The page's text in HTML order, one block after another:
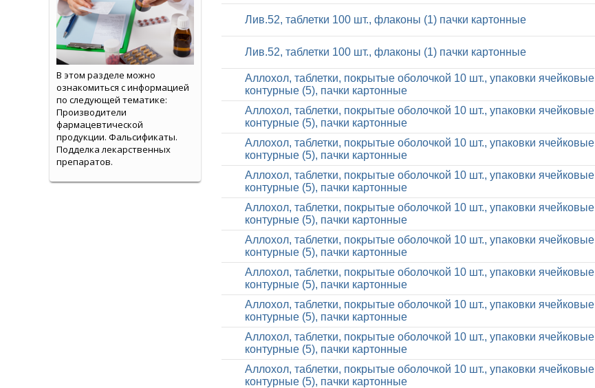
Лив.52, таблетки 100 шт., флаконы (1) пачки картонные
Лив.52, таблетки 100 шт., флаконы (1) пачки картонные
Аллохол, таблетки, покрытые оболочкой 10 шт., упаковки ячейковые
контурные (5), пачки картонные
Аллохол, таблетки, покрытые оболочкой 10 шт., упаковки ячейковые
контурные (5), пачки картонные
Аллохол, таблетки, покрытые оболочкой 10 шт., упаковки ячейковые
контурные (5), пачки картонные
Аллохол, таблетки, покрытые оболочкой 10 шт., упаковки ячейковые
контурные (5), пачки картонные
Аллохол, таблетки, покрытые оболочкой 10 шт., упаковки ячейковые
контурные (5), пачки картонные
Аллохол, таблетки, покрытые оболочкой 10 шт., упаковки ячейковые
контурные (5), пачки картонные
Аллохол, таблетки, покрытые оболочкой 10 шт., упаковки ячейковые
контурные (5), пачки картонные
Аллохол, таблетки, покрытые оболочкой 10 шт., упаковки ячейковые
контурные (5), пачки картонные
Аллохол, таблетки, покрытые оболочкой 10 шт., упаковки ячейковые
контурные (5), пачки картонные
Аллохол, таблетки, покрытые оболочкой 10 шт., упаковки ячейковые
контурные (5), пачки картонные
В этом разделе можно
ознакомиться с информацией
по следующей тематике:
Производители
фармацевтической
продукции. Фальсификаты.
Подделка лекарственных
препаратов.